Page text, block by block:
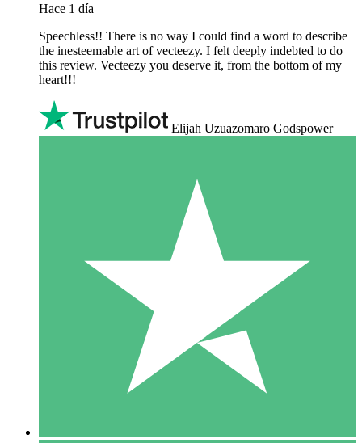
Hace 1 día
Speechless!! There is no way I could find a word to describe
the inesteemable art of vecteezy. I felt deeply indebted to do
this review. Vecteezy you deserve it, from the bottom of my
heart!!!
Elijah Uzuazomaro Godspower